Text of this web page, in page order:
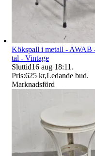
Kökspall i metall - AWAB
tal - Vintage
Sluttid16 aug 18:11 .
Pris:625 kr,Ledande bud.
Marknadsförd